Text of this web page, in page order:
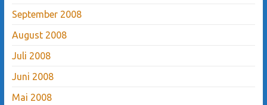
September 2008
August 2008
Juli 2008
Juni 2008
Mai 2008